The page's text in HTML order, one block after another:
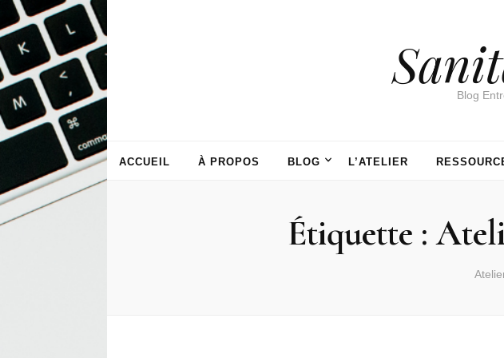
Blog
ACCUEIL À PROPOS BLOG L’ATELIER
Étiquette :